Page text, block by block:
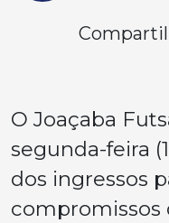
O Joaçaba
segunda-feira
dos ingressos
compromissos